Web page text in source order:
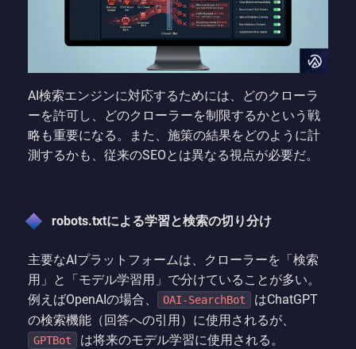
AI検索エンジンに対応するためには、どのクローラ
ーを許可し、どのクローラーを制限するかという戦
略も重要になる。また、施策の結果をどのように計
測するかも、従来のSEOとは異なる視点が必要だ。
robots.txtによる学習と検索の切り分け
主要なAIプラットフォームは、クローラーを「検索
用」と「モデル学習用」で分けていることが多い。
例えばOpenAIの場合、
OAI-SearchBot
はChatGPT
の検索機能（回答への引用）に使用されるが、
GPTBot は将来のモデル学習に使用される。